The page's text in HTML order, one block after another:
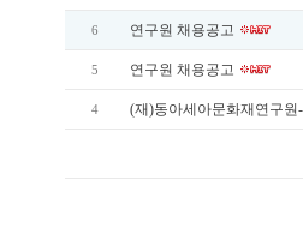
6 연구원 채용공고
5 연구원 채용공고
4 (재)동아세아문화재연구